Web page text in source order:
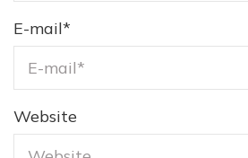
E-mail*
Website